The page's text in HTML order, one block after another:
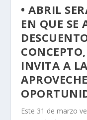
• ABRIL
EN QUE SE
INVITA A
Este 31 de marzo